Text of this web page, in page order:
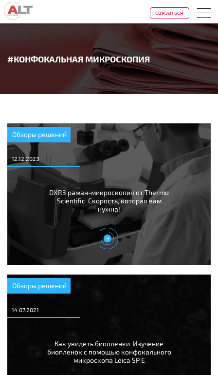
#КОНФОКАЛЬНАЯ МИКРОСКОПИЯ
связаться
Обзоры решений
12.12.2023
DXR3 раман-микроскопия от Thermo
Scientific. Скорость, которая вам
нужна!
Обзоры решений
14.07.2021
Как увидеть биопленки. Изучение
биопленок с помощью конфокального
микроскопа Leica SP E